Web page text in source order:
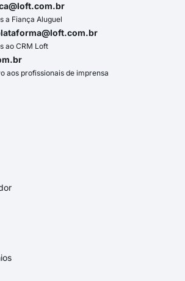
a Fiança Aluguel
ao CRM Loft
aos profissionais de imprensa